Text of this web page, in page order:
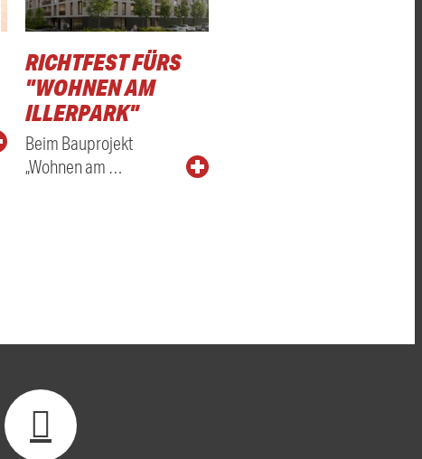
RICHTFEST FÜRS
"WOHNEN AM
ILLERPARK"
Beim Bauprojekt
„Wohnen am …